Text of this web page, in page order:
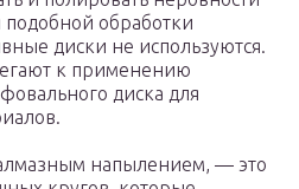
подобной обработки
диски не используются.
к применению
диска для
напылением, — это